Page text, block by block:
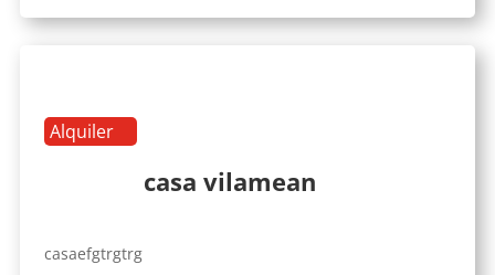
Alquiler
casa vilamean
casaefgtrgtrg